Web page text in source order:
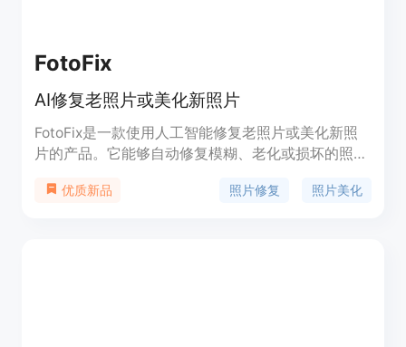
FotoFix
AI修复老照片或美化新照片
FotoFix是一款使用人工智能修复老照片或美化新照
片的产品。它能够自动修复模糊、老化或损坏的照
如调整亮度、对比度、饱和度，以及添加滤镜和特效
优质新品 照片修复 照片美化